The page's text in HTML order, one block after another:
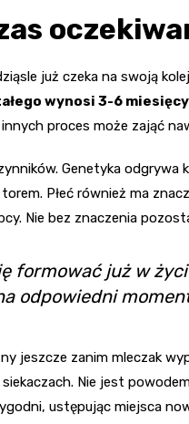
już czeka na swoją
wynosi 3-6 miesięcy
proces może zająć
Genetyka
Płeć również ma
Nie bez znaczenia
formować już w
odpowiedni
jeszcze zanim mleczak
Nie jest
ustępując miejsca